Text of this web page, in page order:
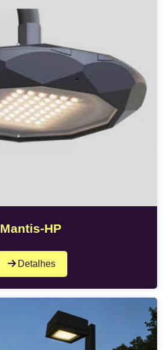
Mantis-HP
Detalhes